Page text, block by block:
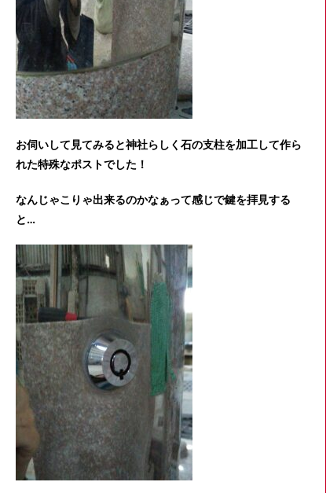
お伺いして見てみると神社らしく石の支柱を加工して作ら
れた特殊なポストでした！
なんじゃこりゃ出来るのかなぁって感じで鍵を拝見する
と…